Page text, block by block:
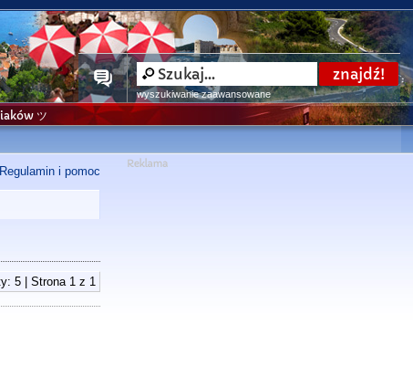
wyszukiwanie zaawansowane
ツ
Regulamin i pomoc
5 | Strona 1z 1